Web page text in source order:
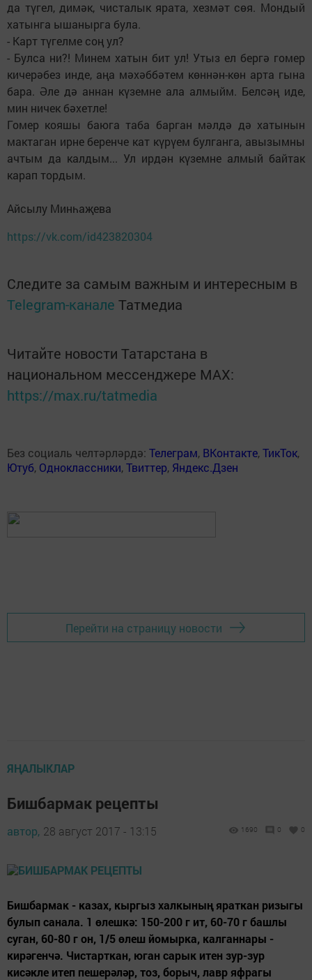
да түгел, димәк, чисталык ярата, хезмәт сөя. Мондый
хатынга ышанырга була.
- Карт түгелме соң ул?
- Булса ни?! Минем хатын бит ул! Утыз ел бергә гомер
кичерәбез инде, аңа мәхәббәтем көннән-көн арта гына
бара. Әле дә аннан күземне ала алмыйм. Белсәң иде,
мин ничек бәхетле!
Гомер кояшы баюга таба барган мәлдә дә хатынын
мактаган ирне беренче кат күрүем булганга, авызымны
ачтым да калдым... Ул ирдән күземне алмый байтак
карап тордым.
Айсылу Минһаҗева
https://vk.com/id423820304
Следите за самым важным и интересным в
Telegram-канале Татмедиа
Читайте новости Татарстана в
национальном мессенджере MАХ:
https://max.ru/tatmedia
Без социаль челтәрләрдә: Телеграм, ВКонтакте,ТикТок,
Ютуб, Одноклассники,Твиттер, Яндекс.Дзен
Перейти на страницу новости
ЯҢАЛЫКЛАР
Бишбармак рецепты
автор, 28 август 2017 - 13:15 1690 0 0
Бишбармак - казах, кыргыз халкының яраткан ризыгы
булып санала. 1 өлешкә: 150-200 г ит, 60-70 г башлы
суган, 60-80 г он, 1/5 өлеш йомырка, калганнары -
кирәгенчә. Чистарткан, юган сарык итен зур-зур
кисәкле итеп пешерәләр, тоз, борыч, лавр яфрагы